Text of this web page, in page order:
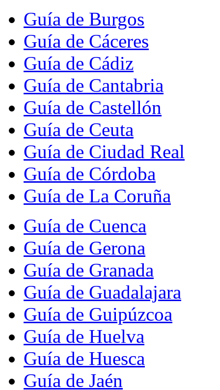
Guía de Burgos
Guía de Cáceres
Guía de Cádiz
Guía de Cantabria
Guía de Castellón
Guía de Ceuta
Guía de Ciudad Real
Guía de Córdoba
Guía de La Coruña
Guía de Cuenca
Guía de Gerona
Guía de Granada
Guía de Guadalajara
Guía de Guipúzcoa
Guía de Huelva
Guía de Huesca
Guía de Jaén